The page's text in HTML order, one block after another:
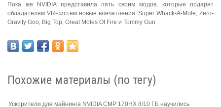
Пока же NVIDIA представила пять своим модов, которые подарят
обладателям VR-систем новые впечатления: Super Whack-A-Mole, Zero-
Gravity Goo, Big Top, Great Moles Of Fire и Tommy Gun
Похожие материалы (по тегу)
Ускорители для майнинга NVIDIA CMP 170HX 8/10 ГБ научились